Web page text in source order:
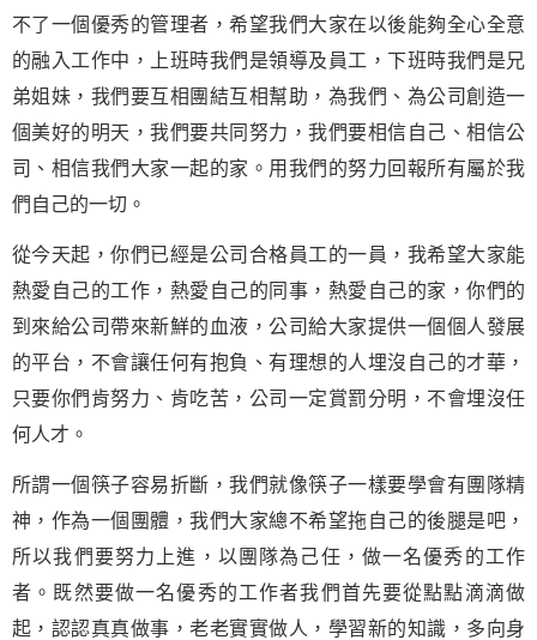
不了一個優秀的管理者，希望我們大家在以後能夠全心全意
的融入工作中，上班時我們是領導及員工，下班時我們是兄
弟姐妹，我們要互相團結互相幫助，為我們、為公司創造一
個美好的明天，我們要共同努力，我們要相信自己、相信公
司、相信我們大家一起的家。用我們的努力回報所有屬於我
們自己的一切。
從今天起，你們已經是公司合格員工的一員，我希望大家能
熱愛自己的工作，熱愛自己的同事，熱愛自己的家，你們的
到來給公司帶來新鮮的血液，公司給大家提供一個個人發展
的平台，不會讓任何有抱負、有理想的人埋沒自己的才華，
只要你們肯努力、肯吃苦，公司一定賞罰分明，不會埋沒任
何人才。
所謂一個筷子容易折斷，我們就像筷子一樣要學會有團隊精
神，作為一個團體，我們大家總不希望拖自己的後腿是吧，
所以我們要努力上進，以團隊為己任，做一名優秀的工作
者。既然要做一名優秀的工作者我們首先要從點點滴滴做
起，認認真真做事，老老實實做人，學習新的知識，多向身